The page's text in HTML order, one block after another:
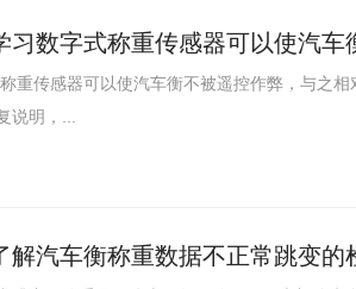
习数字式称重传感器可以使汽车
重传感器可以使汽车衡不被遥控作弊，与之
说明，...
解汽车衡称重数据不正常跳变的